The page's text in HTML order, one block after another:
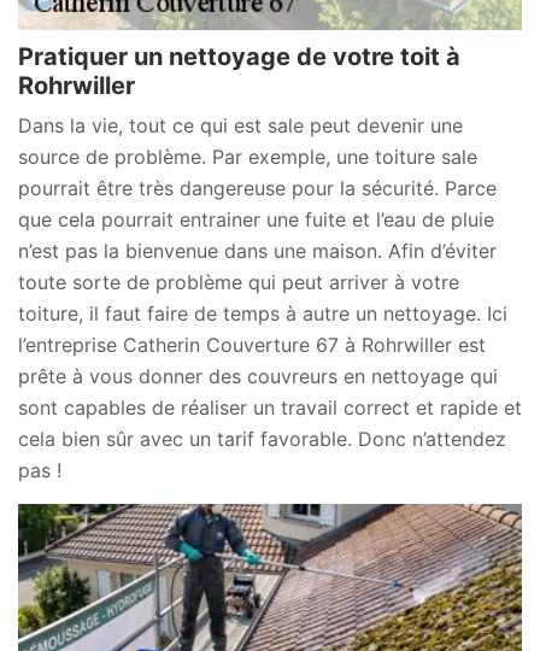
Pratiquer un nettoyage de votre toit à
Rohrwiller
Dans la vie, tout ce qui est sale peut devenir une
source de problème. Par exemple, une toiture sale
pourrait être très dangereuse pour la sécurité. Parce
que cela pourrait entrainer une fuite et l’eau de pluie
n’est pas la bienvenue dans une maison. Afin d’éviter
toute sorte de problème qui peut arriver à votre
toiture, il faut faire de temps à autre un nettoyage. Ici
l’entreprise Catherin Couverture 67 à Rohrwiller est
prête à vous donner des couvreurs en nettoyage qui
sont capables de réaliser un travail correct et rapide et
cela bien sûr avec un tarif favorable. Donc n’attendez
pas !